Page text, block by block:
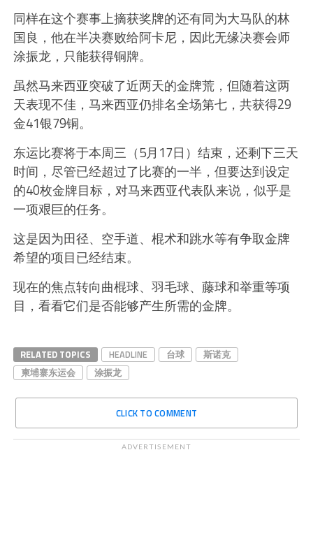
同样在这个赛事上摘获奖牌的还有同为大马队的林
国良，他在半决赛败给阿卡尼，因此无缘决赛会师
涂振龙，只能获得铜牌。
虽然马来西亚突破了近两天的金牌荒，但随着这两
天表现不佳，马来西亚仍排名全场第七，共获得29
金41银79铜。
东运比赛将于本周三（5月17日）结束，还剩下三天
时间，尽管已经超过了比赛的一半，但要达到设定
的40枚金牌目标，对马来西亚代表队来说，似乎是
一项艰巨的任务。
这是因为田径、空手道、棍术和跳水等有争取金牌
希望的项目已经结束。
现在的焦点转向曲棍球、羽毛球、藤球和举重等项
目，看看它们是否能够产生所需的金牌。
RELATED TOPICS HEADLINE 台球
斯诺克
柬埔寨东运会
涂振龙
CLICK TO COMMENT
ADVERTISEMENT